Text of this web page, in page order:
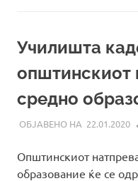
Училишта
општинскиот
средно
22.01.2020
Општинскиот
образование ќе се